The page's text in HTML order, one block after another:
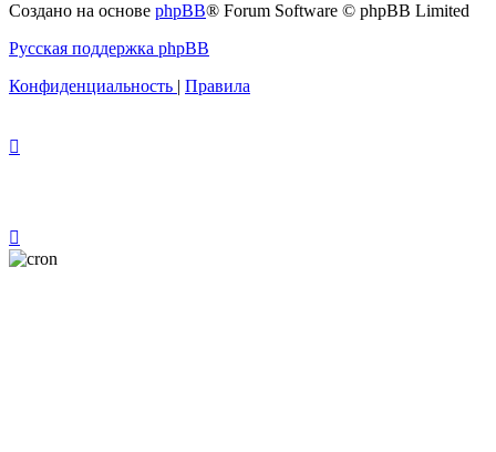
Создано на основе phpBB® Forum Software © phpBB Limited
Русская поддержка phpBB
Конфиденциальность | Правила